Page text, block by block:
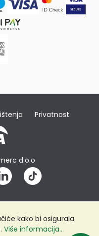
Privatnost
d.o.o
kako bi osigurala
Više informacija...